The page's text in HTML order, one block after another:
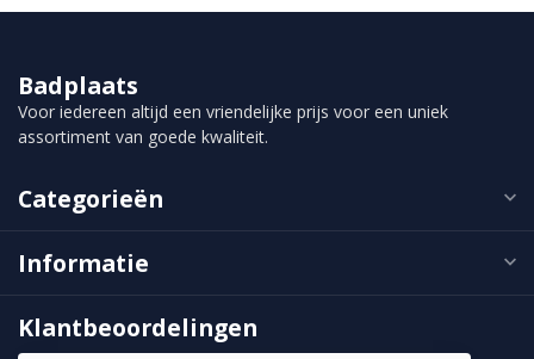
Badplaats
Voor iedereen altijd een vriendelijke prijs voor een uniek
assortiment van goede kwaliteit.
Categorieën
Informatie
Klantbeoordelingen